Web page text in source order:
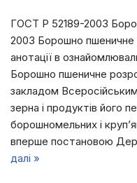
ГОСТ Р 52189-2003
2003 Борошно пшеничне
анотації в
Борошно пшеничне
закладом
зерна і продуктів його
борошномельних і
вперше постановою
далі »